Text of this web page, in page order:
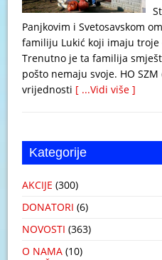
Panjkovim i Svetosavskom
familiju Lukić koji imaju troje
Trenutno je ta familija
pošto nemaju svoje. HO
vrijednosti [ ...Vidi više ]
Kategorije
AKCIJE (300)
DONATORI (6)
NOVOSTI (363)
O NAMA (10)